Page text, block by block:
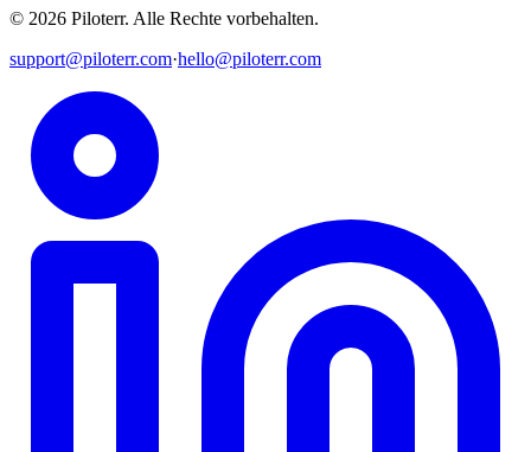
© 2026 Piloterr. Alle Rechte vorbehalten.
support@piloterr.com·hello@piloterr.com